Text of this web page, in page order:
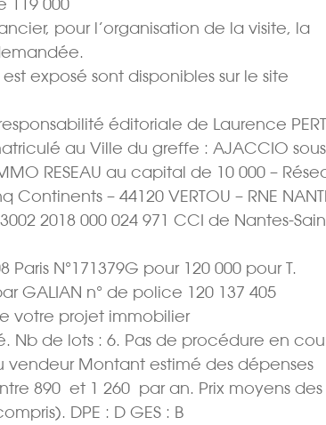
000 
pour l’organisation de la visite, la
exposé sont disponibles sur le site
éditoriale de Laurence
au Ville du greffe : AJACCIO
RESEAU au capital de 10 000 –
– 44120 VERTOU – RNE
2018 000 024 971 CCI de Nantes-
N°171379G pour 120 000 pour T.
GALIAN n° de police 120 137 405
votre projet immobilier
Nb de lots : 6. Pas de procédure en
vendeur Montant estimé des dépenses
890  et 1 260  par an. Prix moyens des
DPE : D GES : B